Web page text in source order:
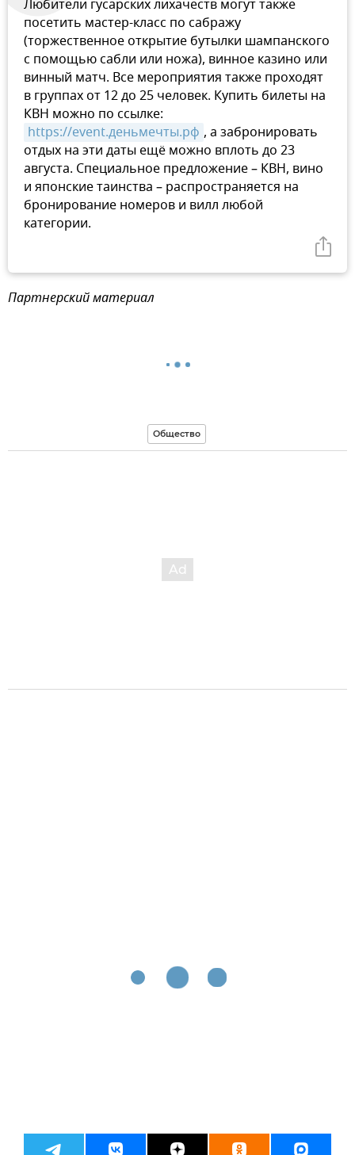
Любители гусарских лихачеств могут также
посетить мастер-класс по сабражу
(торжественное открытие бутылки шампанского
с помощью сабли или ножа), винное казино или
винный матч. Все мероприятия также проходят
в группах от 12 до 25 человек. Купить билеты на
КВН можно по ссылке:
https://event.деньмечты.рф , а забронировать
отдых на эти даты ещё можно вплоть до 23
августа. Специальное предложение – КВН, вино
и японские таинства – распространяется на
бронирование номеров и вилл любой
категории.
Партнерский материал
Общество